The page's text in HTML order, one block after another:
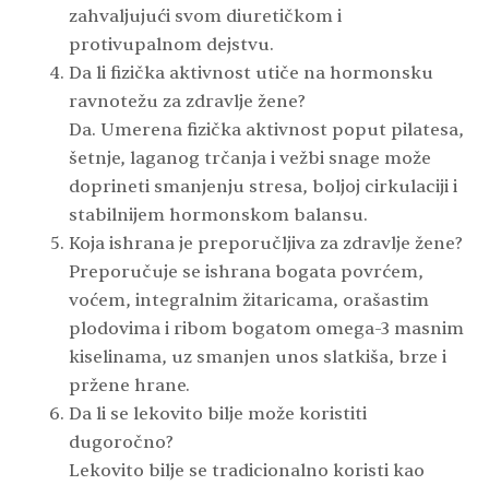
zahvaljujući svom diuretičkom i
protivupalnom dejstvu.
Da li fizička aktivnost utiče na hormonsku
ravnotežu za zdravlje žene?
Da. Umerena fizička aktivnost poput pilatesa,
šetnje, laganog trčanja i vežbi snage može
doprineti smanjenju stresa, boljoj cirkulaciji i
stabilnijem hormonskom balansu.
Koja ishrana je preporučljiva za zdravlje žene?
Preporučuje se ishrana bogata povrćem,
voćem, integralnim žitaricama, orašastim
plodovima i ribom bogatom omega-3 masnim
kiselinama, uz smanjen unos slatkiša, brze i
pržene hrane.
Da li se lekovito bilje može koristiti
dugoročno?
Lekovito bilje se tradicionalno koristi kao